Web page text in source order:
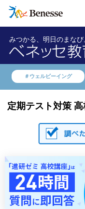
みつかる、明日のまなび
＃ウェルビーイング
定期テスト対策